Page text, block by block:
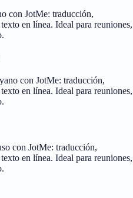
con JotMe: traducción,
en línea. Ideal para reuniones,
con JotMe: traducción,
en línea. Ideal para reuniones,
con JotMe: traducción,
en línea. Ideal para reuniones,